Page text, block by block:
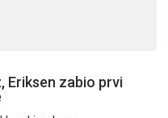
Eriksen zabio prvi